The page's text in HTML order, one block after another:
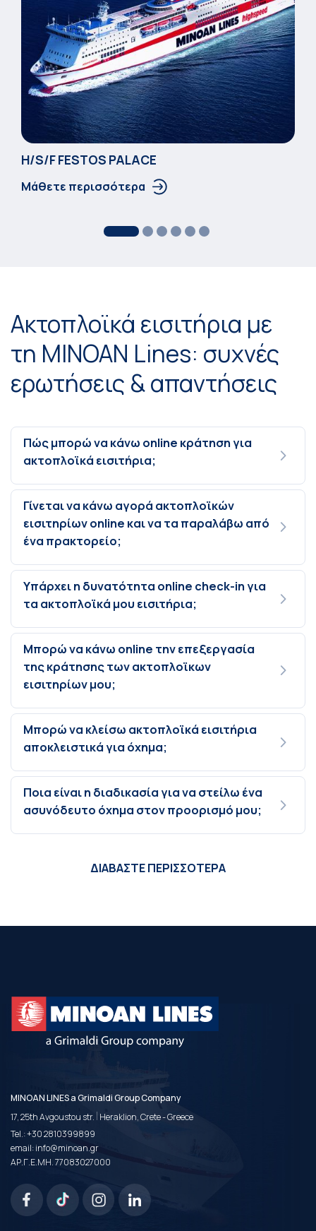
Η/S/F FESTOS PALACΕ
Μάθετε περισσότερα
Ακτοπλοϊκά εισιτήρια με
τη MINOAN Lines: συχνές
ερωτήσεις & απαντήσεις
Πώς μπορώ να κάνω online κράτηση για
ακτοπλοϊκά εισιτήρια;
Γίνεται να κάνω αγορά ακτοπλοϊκών
εισιτηρίων online και να τα παραλάβω από
ένα πρακτορείο;
Υπάρχει η δυνατότητα online check-in για
τα ακτοπλοϊκά μου εισιτήρια;
Μπορώ να κάνω online την επεξεργασία
της κράτησης των ακτοπλοϊκων
εισιτηρίων μου;
Μπορώ να κλείσω ακτοπλοϊκά εισιτήρια
αποκλειστικά για όχημα;
Ποια είναι η διαδικασία για να στείλω ένα
ασυνόδευτο όχημα στον προορισμό μου;
ΔΙΑΒΑΣΤΕ ΠΕΡΙΣΣΟΤΕΡΑ
MINOAN LINES a Grimaldi Group Company
17, 25th Avgoustou str. | Heraklion, Crete - Greece
Tel.:+30 2810399899
email:info@minoan.gr
ΑΡ.Γ.Ε.ΜΗ. 77083027000